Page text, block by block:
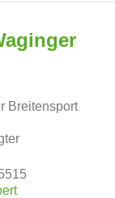
Breitensport